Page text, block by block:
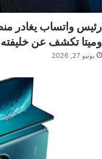
وميتا تكشف عن خليفته
يونيو 27, 2026